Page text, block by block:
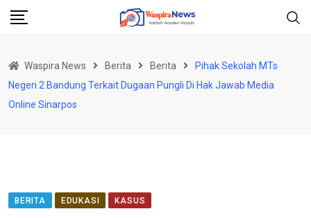
Skip
Waspira News Berita Berita
Pihak Sekolah MTs
Negeri 2 Bandung Terkait Dugaan Pungli Di Hak Jawab Media
Online Sinarpos
BERITA EDUKASI KASUS